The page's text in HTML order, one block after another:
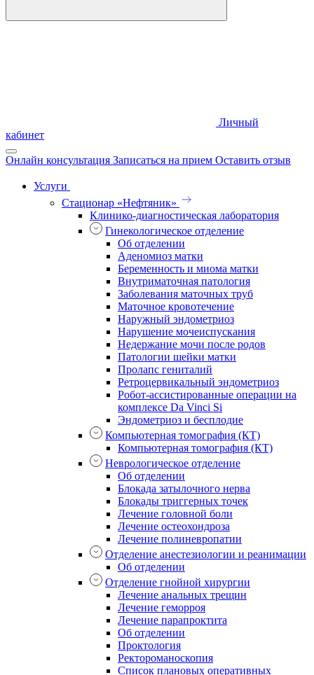
Личный
кабинет
Онлайн консультация Записаться на прием Оставить отзыв
Услуги
Стационар «Нефтяник»
Клинико-диагностическая лаборатория
Гинекологическое отделение
Об отделении
Аденомиоз матки
Беременность и миома матки
Внутриматочная патология
Заболевания маточных труб
Маточное кровотечение
Наружный эндометриоз
Нарушение мочеиспускания
Недержание мочи после родов
Патологии шейки матки
Пролапс гениталий
Ретроцервикальный эндометриоз
Робот-ассистированные операции на
комплексе Da Vinci Si
Эндометриоз и бесплодие
Компьютерная томография (КТ)
Компьютерная томография (КТ)
Неврологическое отделение
Об отделении
Блокада затылочного нерва
Блокады триггерных точек
Лечение головной боли
Лечение остеохондроза
Лечение полиневропатии
Отделение анестезиологии и реанимации
Об отделении
Отделение гнойной хирургии
Лечение анальных трещин
Лечение геморроя
Лечение парапроктита
Об отделении
Проктология
Ректороманоскопия
Список плановых оперативных